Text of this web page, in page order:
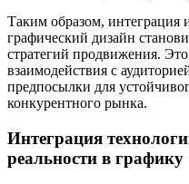
Таким образом, интеграция
графический дизайн
стратегий продвижения.
взаимодействия с
предпосылки для
конкурентного рынка.
Интеграция
реальности в графику